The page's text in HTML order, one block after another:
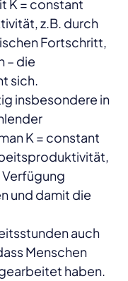
K = constant
z.B. durch
Fortschritt,
– die
sich.
insbesondere in
K = constant
Verfügung
und damit die
auch
Menschen
haben.